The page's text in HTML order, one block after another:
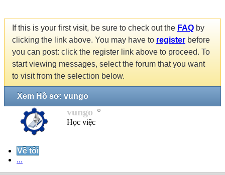
If this is your first visit, be sure to check out the FAQ by
clicking the link above. You may have to register before
you can post: click the register link above to proceed. To
start viewing messages, select the forum that you want
to visit from the selection below.
Xem Hồ sơ: vungo
vungo
Học việc
Về tôi
...